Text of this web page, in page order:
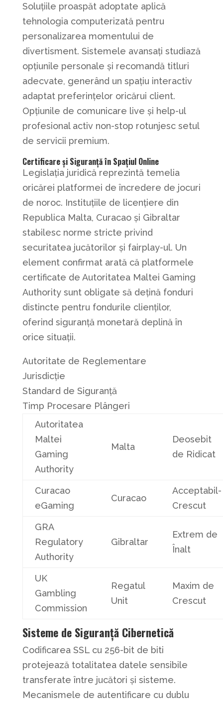
Soluțiile proaspăt adoptate aplică
tehnologia computerizată pentru
personalizarea momentului de
divertisment. Sistemele avansați studiază
opțiunile personale și recomandă titluri
adecvate, generând un spațiu interactiv
adaptat preferințelor oricărui client.
Opțiunile de comunicare live și help-ul
profesional activ non-stop rotunjesc setul
de servicii premium.
Certificare și Siguranță în Spațiul Online
Legislația juridică reprezintă temelia
oricărei platformei de încredere de jocuri
de noroc. Instituțiile de licențiere din
Republica Malta, Curacao și Gibraltar
stabilesc norme stricte privind
securitatea jucătorilor și fairplay-ul. Un
element confirmat arată că platformele
certificate de Autoritatea Maltei Gaming
Authority sunt obligate să dețină fonduri
distincte pentru fondurile clienților,
oferind siguranță monetară deplină în
orice situații.
Autoritate de Reglementare
Jurisdicție
Standard de Siguranță
Timp Procesare Plângeri
Autoritatea
Maltei
Gaming
Authority
Malta
Deosebit
de Ridicat
Curacao
eGaming
Curacao
Acceptabil-
Crescut
GRA
Regulatory
Authority
Gibraltar
Extrem de
Înalt
UK
Gambling
Commission
Regatul
Unit
Maxim de
Crescut
Sisteme de Siguranță Cibernetică
Codificarea SSL cu 256-bit de biti
protejează totalitatea datele sensibile
transferate între jucători și sisteme.
Mecanismele de autentificare cu dublu